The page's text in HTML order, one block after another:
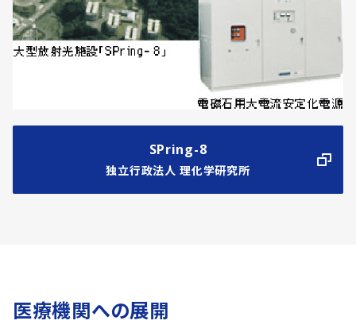
SPring-8
独立行政法人 理化学研究所
医療機関への展開